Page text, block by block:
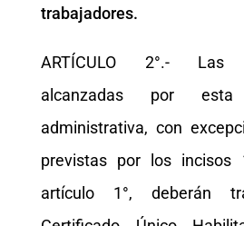
trabajadores.
ARTÍCULO 2°.- Las
alcanzadas por esta
administrativa, con
previstas por los
artículo 1°, deberán